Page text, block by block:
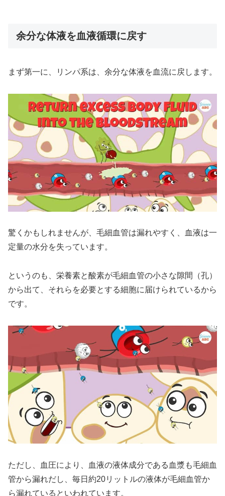
余分な体液を血液循環に戻す
まず第一に、リンパ系は、余分な体液を血流に戻します。
驚くかもしれませんが、毛細血管は漏れやすく、血液は一
定量の水分を失っています。
というのも、栄養素と酸素が毛細血管の小さな隙間（孔）
から出て、それらを必要とする細胞に届けられているから
です。
ただし、血圧により、血液の液体成分である血漿も毛細血
管から漏れだし、毎日約20リットルの液体が毛細血管か
ら漏れているといわれています。